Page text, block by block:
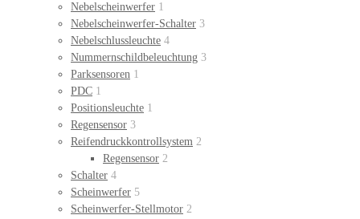
Nebelscheinwerfer 1
Nebelscheinwerfer-Schalter 3
Nebelschlussleuchte 4
Nummernschildbeleuchtung 3
Parksensoren 1
PDC 1
Positionsleuchte 1
Regensensor 3
Reifendruckkontrollsystem 2
Regensensor 2
Schalter 4
Scheinwerfer 5
Scheinwerfer-Stellmotor 2